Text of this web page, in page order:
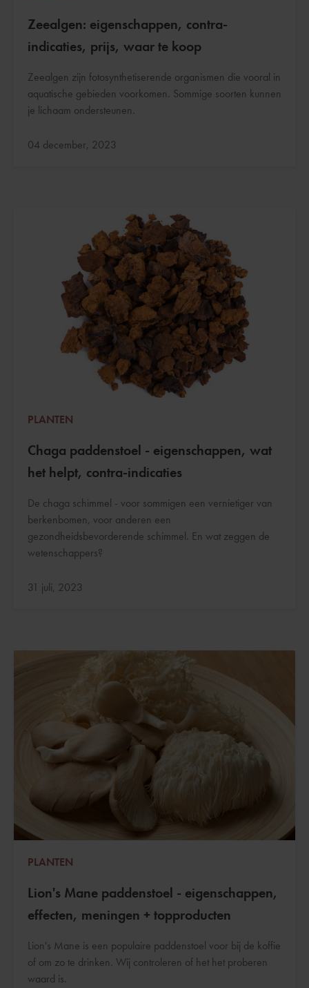
Zeealgen: eigenschappen, contra-
indicaties, prijs, waar te koop
Zeealgen zijn fotosynthetiserende organismen die vooral in
aquatische gebieden voorkomen. Sommige soorten kunnen
je lichaam ondersteunen.
Bijgewerkt:
04 december, 2023
PLANTEN
Chaga paddenstoel - eigenschappen, wat
het helpt, contra-indicaties
De chaga schimmel - voor sommigen een vernietiger van
berkenbomen, voor anderen een
gezondheidsbevorderende schimmel. En wat zeggen de
wetenschappers?
Bijgewerkt:
31 juli, 2023
PLANTEN
Lion's Mane paddenstoel - eigenschappen,
effecten, meningen + topproducten
Lion's Mane is een populaire paddenstoel voor bij de koffie
of om zo te drinken. Wij controleren of het het proberen
waard is.